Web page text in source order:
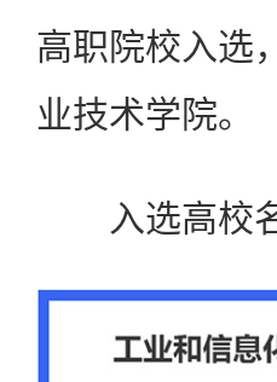
高职院校入选
业技术学院。
入选高校